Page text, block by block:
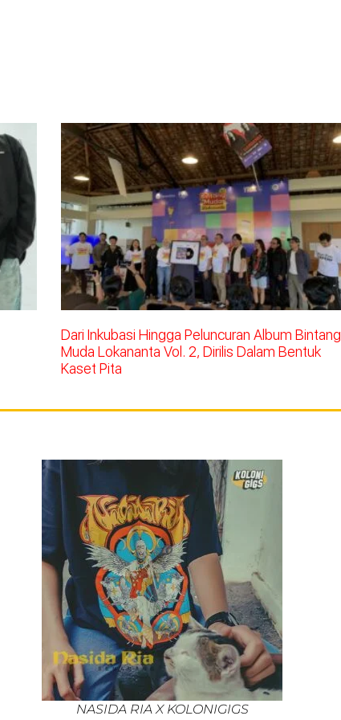
Dari Inkubasi Hingga Peluncuran Album Bintang
Muda Lokananta Vol. 2, Dirilis Dalam Bentuk
Kaset Pita
NASIDA RIA X KOLONIGIGS